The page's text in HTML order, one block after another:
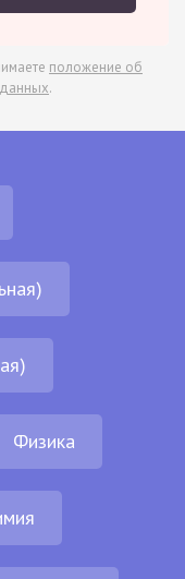
положение об
.
Физика